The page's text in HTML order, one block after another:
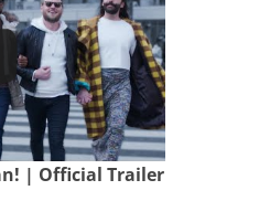
| Official Trailer